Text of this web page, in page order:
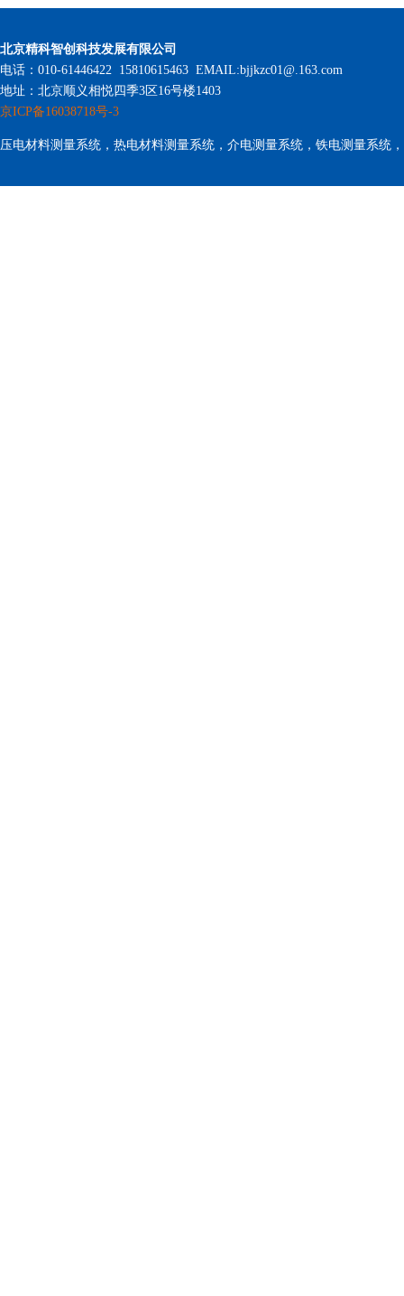
北京精科智创科技发展有限公司
电话：010-61446422 15810615463 EMAIL:bjjkzc01@.163.com
地址：北京顺义相悦四季3区16号楼1403
京ICP备16038718号-3
压电材料测量系统，热电材料测量系统，介电测量系统，铁电测量系统